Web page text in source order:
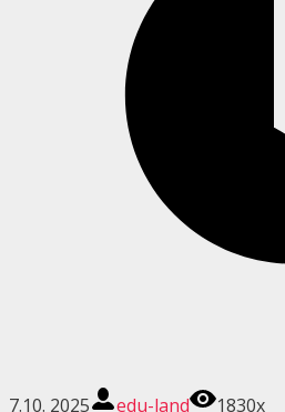
7.10. 2025 edu-land
1830x